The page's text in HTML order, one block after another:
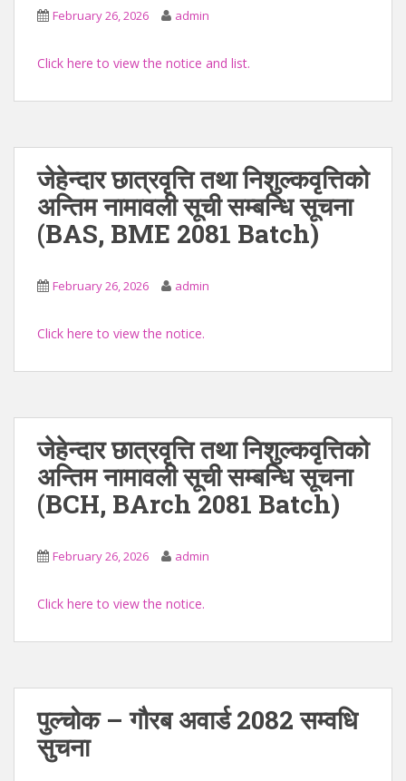
February 26, 2026 admin
Click here to view the notice and list.
जेहेन्दार छात्रवृत्ति तथा निशुल्कवृत्तिको
अन्तिम नामावली सूची सम्बन्धि सूचना
(BAS, BME 2081 Batch)
February 26, 2026 admin
Click here to view the notice.
जेहेन्दार छात्रवृत्ति तथा निशुल्कवृत्तिको
अन्तिम नामावली सूची सम्बन्धि सूचना
(BCH, BArch 2081 Batch)
February 26, 2026 admin
Click here to view the notice.
पुल्चोक – गौरब अवार्ड 2082 सम्वधि
सुचना